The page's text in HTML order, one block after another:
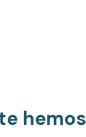
hemos